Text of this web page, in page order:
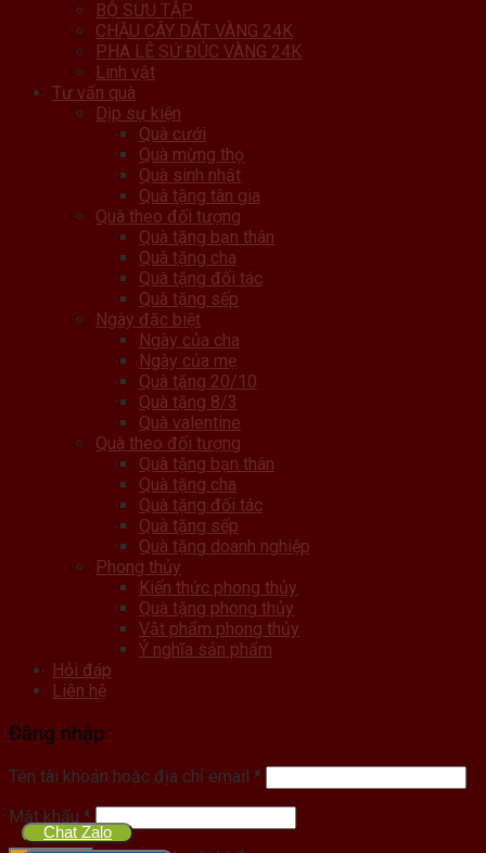
BỘ SƯU TẬP
CHẬU CÂY DÁT VÀNG 24K
PHA LÊ SỨ ĐÚC VÀNG 24K
Linh vật
Tư vấn quà
Dịp sự kiện
Quà cưới
Quà mừng thọ
Quà sinh nhật
Quà tặng tân gia
Quà theo đối tượng
Quà tặng bạn thân
Quà tặng cha
Quà tặng đối tác
Quà tặng sếp
Ngày đặc biệt
Ngày của cha
Ngày của mẹ
Quà tặng 20/10
Quà tặng 8/3
Quà valentine
Quà theo đối tượng
Quà tặng bạn thân
Quà tặng cha
Quà tặng đối tác
Quà tặng sếp
Quà tặng doanh nghiệp
Phong thủy
Kiến thức phong thủy
Quà tặng phong thủy
Vật phẩm phong thủy
Ý nghĩa sản phẩm
Hỏi đáp
Liên hệ
Chat Zalo
Đăng nhập
Tên tài khoản hoặc địa chỉ email *
Mật khẩu *